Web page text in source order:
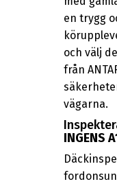
en trygg
och välj
från
vägarna.
INGENS